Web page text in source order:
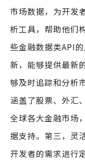
市场数据，为开发
析工具，帮助他们
些金融数据类API
新，能够提供最新
够及时追踪和分析
涵盖了股票、外汇
全球各大金融市场
据支持。第三，灵
开发者的需求进行